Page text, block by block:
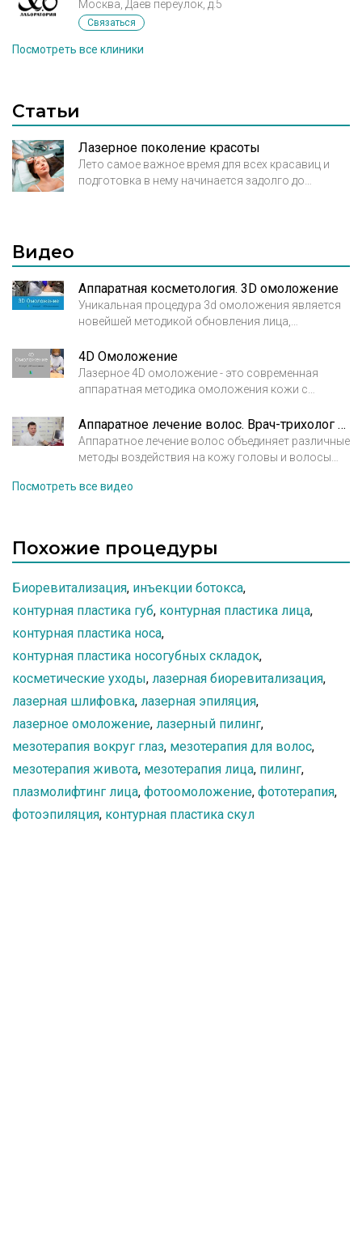
Москва, Даев переулок, д.5
Связаться
Посмотреть все клиники
Статьи
Лазерное поколение красоты
Лето самое важное время для всех красавиц и
подготовка в нему начинается задолго до
окружающих и наградить неуместными
комплексами своих обладателей.
Видео
Аппаратная косметология. 3D омоложение
Уникальная процедура 3d омоложения является
новейшей методикой обновления лица,
без побочных эффектов вернуть коже здоровый
вид, избавиться от проблемной пигментации и
морщин. 3d омоложение включает три
устранение всех проявлений старости и
несовершенности кожи и овала лица. Врач
косметолог Ходова Олеся Олеговна. Клиника X.O
Лаборатория.
4D Омоложение
Лазерное 4D омоложение - это современная
аппаратная методика омоложения кожи с
процедура позволяет эффективно сгладить
морщины и складки кожи лица без какой-либо
последующей длительной реабилитации.
Аппаратное лечение волос. Врач-трихолог Вохмянин Александр Викторович
Аппаратное лечение волос объединяет различные
методы воздействия на кожу головы и волосы
Посмотреть все видео
Похожие процедуры
Биоревитализация, инъекции ботокса,
контурная пластика губ, контурная пластика лица,
контурная пластика носа,
контурная пластика носогубных складок,
косметические уходы, лазерная биоревитализация,
лазерная шлифовка, лазерная эпиляция,
лазерное омоложение, лазерный пилинг,
мезотерапия вокруг глаз, мезотерапия для волос,
мезотерапия живота, мезотерапия лица, пилинг,
плазмолифтинг лица, фотоомоложение, фототерапия,
фотоэпиляция, контурная пластика скул